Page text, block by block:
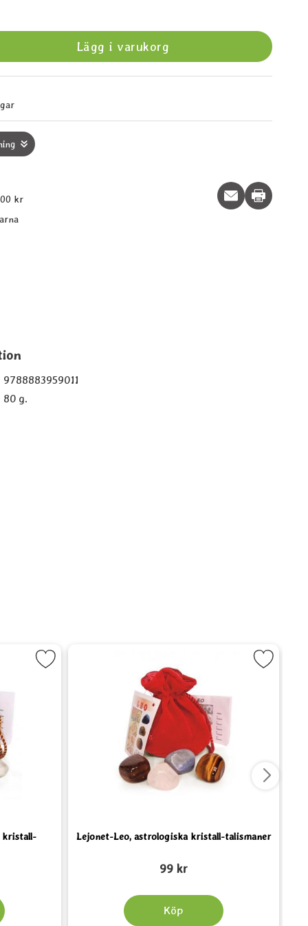
Lägg i varukorg
kr Print this
9788883959011
80 g.
kristall-
kristall-talismaner som favorit
Lejonet-Leo, astrologiska kristall-talismaner
99 kr
Köp
Markera Lejonet-Leo, astrologiska